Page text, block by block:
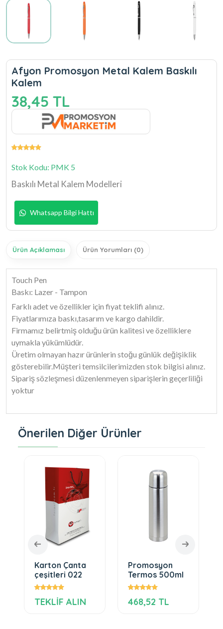
Afyon Promosyon Metal Kalem Baskılı
Kalem
38,45 TL
Stok Kodu: PMK 5
Baskılı Metal Kalem Modelleri
Whatsapp Bilgi Hattı
Ürün Açıklaması Ürün Yorumları (0)
Touch Pen
Baskı: Lazer - Tampon
Farklı adet ve özellikler için fiyat teklifi alınız.
Fiyatlarımıza baskı,tasarım ve kargo dahildir.
Firmamız belirtmiş olduğu ürün kalitesi ve özelliklere
uymakla yükümlüdür.
Üretim olmayan hazır ürünlerin stoğu günlük değişiklik
gösterebilir.Müşteri temsilcilerimizden stok bilgisi alınız.
Sipariş sözleşmesi düzenlenmeyen siparişlerin geçerliliği
yoktur
Önerilen Diğer Ürünler
Karton Çanta
çeşitleri 022
TEKLİF ALIN
Promosyon
Termos 500ml
468,52 TL